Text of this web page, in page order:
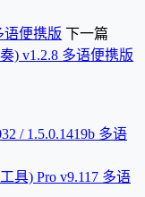
语便携版 下一篇
) v1.2.8 多语便携版
/ 1.5.0.1419b 多语
具) Pro v9.117 多语